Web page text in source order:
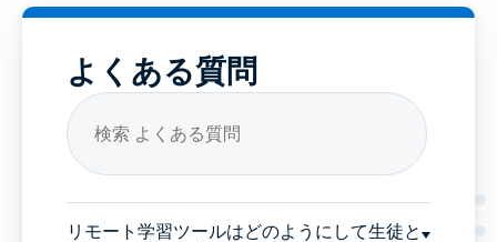
よくある質問
リモート学習ツールはどのようにして生徒と